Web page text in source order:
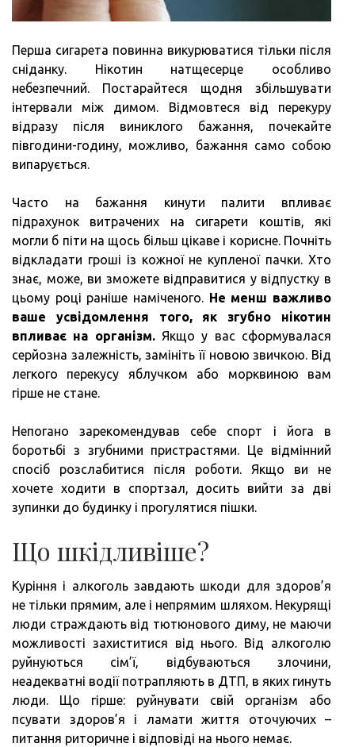
Перша сигарета повинна викурюватися тільки після
сніданку. Нікотин натщесерце особливо
небезпечний. Постарайтеся щодня збільшувати
інтервали між димом. Відмовтеся від перекуру
відразу після виниклого бажання, почекайте
півгодини-годину, можливо, бажання само собою
випарується.
Часто на бажання кинути палити впливає
підрахунок витрачених на сигарети коштів, які
могли б піти на щось більш цікаве і корисне. Почніть
відкладати гроші із кожної не купленої пачки. Хто
знає, може, ви зможете відправитися у відпустку в
цьому році раніше наміченого. Не менш важливо
ваше усвідомлення того, як згубно нікотин
впливає на організм.Якщо у вас сформувалася
серйозна залежність, замініть її новою звичкою. Від
легкого перекусу яблучком або морквиною вам
гірше не стане.
Непогано зарекомендував себе спорт і йога в
боротьбі з згубними пристрастями. Це відмінний
спосіб розслабитися після роботи. Якщо ви не
хочете ходити в спортзал, досить вийти за дві
зупинки до будинку і прогулятися пішки.
Що шкідливіше?
Куріння і алкоголь завдають шкоди для здоров’я
не тільки прямим, але і непрямим шляхом. Некурящі
люди страждають від тютюнового диму, не маючи
можливості захиститися від нього. Від алкоголю
руйнуються сім’ї, відбуваються злочини,
неадекватні водії потрапляють в ДТП, в яких гинуть
люди. Що гірше: руйнувати свій організм або
псувати здоров’я і ламати життя оточуючих –
питання риторичне і відповіді на нього немає.